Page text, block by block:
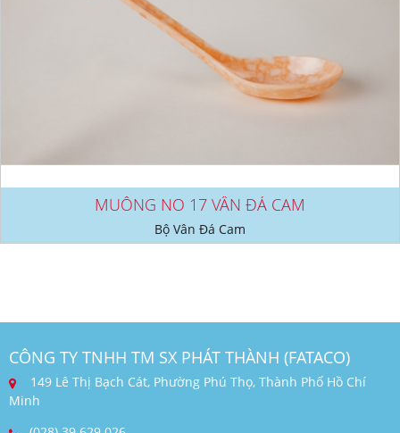
MUỖNG NO 17 VÂN ĐÁ CAM
Bộ Vân Đá Cam
CÔNG TY TNHH TM SX PHÁT THÀNH (FATACO)
149 Lê Thị Bạch Cát, Phường Phú Thọ, Thành Phố Hồ Chí
Minh